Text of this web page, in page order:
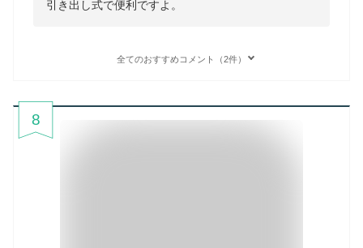
引き出し式で便利ですよ。
全てのおすすめコメント（2件）
8